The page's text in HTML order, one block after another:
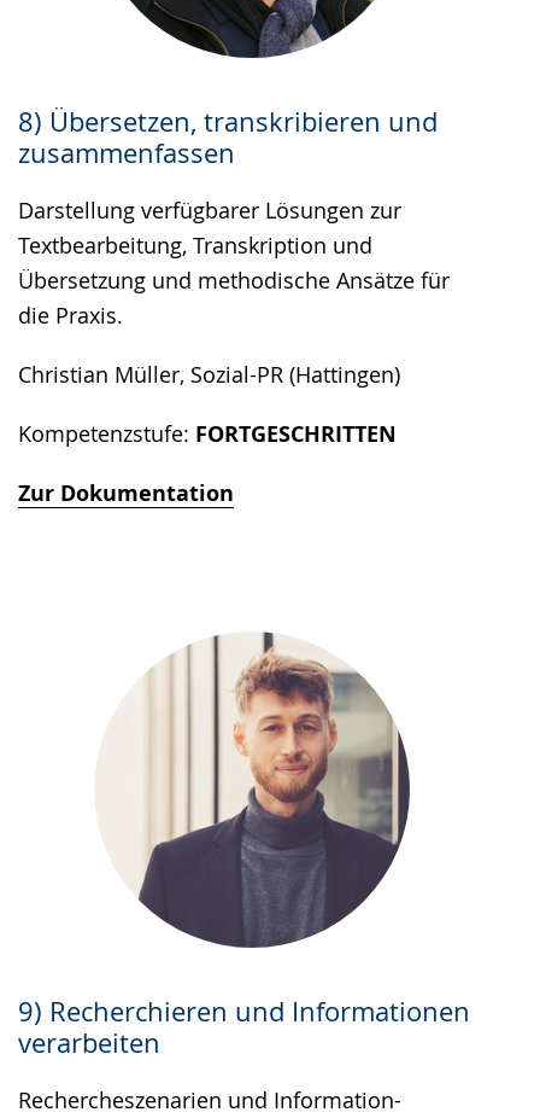
8) Übersetzen, transkribieren und
zusammenfassen
Darstellung verfügbarer Lösungen zur
Textbearbeitung, Transkription und
Übersetzung und methodische Ansätze für
die Praxis.
Christian Müller, Sozial-PR (Hattingen)
Kompetenzstufe: FORTGESCHRITTEN
Zur Dokumentation
9) Recherchieren und Informationen
verarbeiten
Rechercheszenarien und Information-